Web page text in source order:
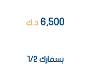
6,500 د.ك
بسمارك 1/2